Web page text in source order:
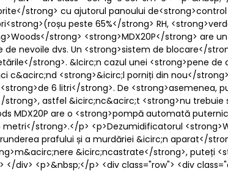
strong> cu ajutorul panoului
peste 65%</strong> RH,
strong> <strong>MDX20P</strong> are
nevoile dvs. Un <strong>sistem de blocare</
strong>. &Icirc;n cazul unei <strong>pene
<strong>&icirc;l porniți din nou</
6 litri</strong>. De
astfel &icirc;nc&acirc;t <strong>nu trebuie
MDX20P are o <strong>pompă automată
strong>.</p> <p>Dezumidificatorul
prafului și a murdăriei &icirc;n aparat</
&icirc;ncastrate</strong>, puteți
div> <p>&nbsp;</p> <div class="row"> <div